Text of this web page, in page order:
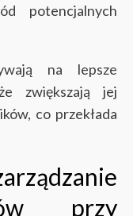
potencjalnych
na lepsze
zwiększają jej
co przekłada
przy